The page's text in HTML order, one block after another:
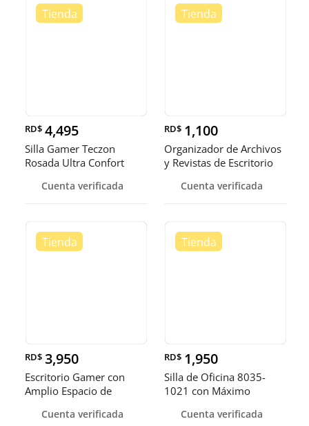
RD$ 4,495
Silla Gamer Teczon
Rosada Ultra Confort
Cuenta verificada
RD$ 1,100
Organizador de Archivos
y Revistas de Escritorio
Cuenta verificada
RD$ 3,950
Escritorio Gamer con
Amplio Espacio de
Cuenta verificada
RD$ 1,950
Silla de Oficina 8035-
1021 con Máximo
Cuenta verificada